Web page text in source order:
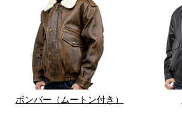
ボンバー（ムートン付き）